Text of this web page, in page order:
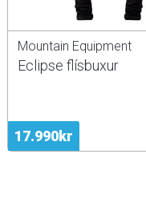
17.990kr
Mountain Equipment
Eclipse flísbuxur